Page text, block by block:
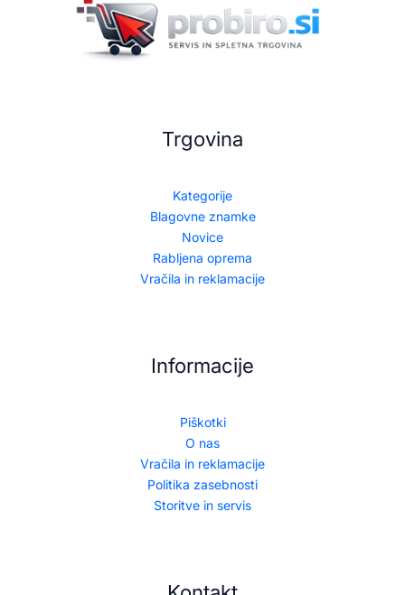
Trgovina
Kategorije
Blagovne znamke
Novice
Rabljena oprema
Vračila in reklamacije
Informacije
Piškotki
O nas
Vračila in reklamacije
Politika zasebnosti
Storitve in servis